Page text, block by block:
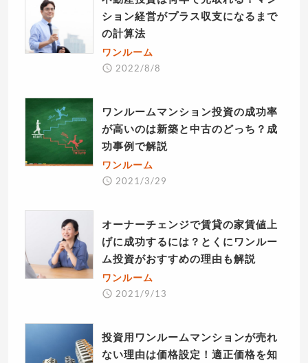
ション経営がプラス収支になるまで
の計算法
ワンルーム
2022/8/8
ワンルームマンション投資の成功率
が高いのは新築と中古のどっち？成
功事例で解説
ワンルーム
2021/3/29
オーナーチェンジで賃貸の家賃値上
げに成功するには？とくにワンルー
ム投資がおすすめの理由も解説
ワンルーム
2021/9/13
投資用ワンルームマンションが売れ
ない理由は価格設定！適正価格を知